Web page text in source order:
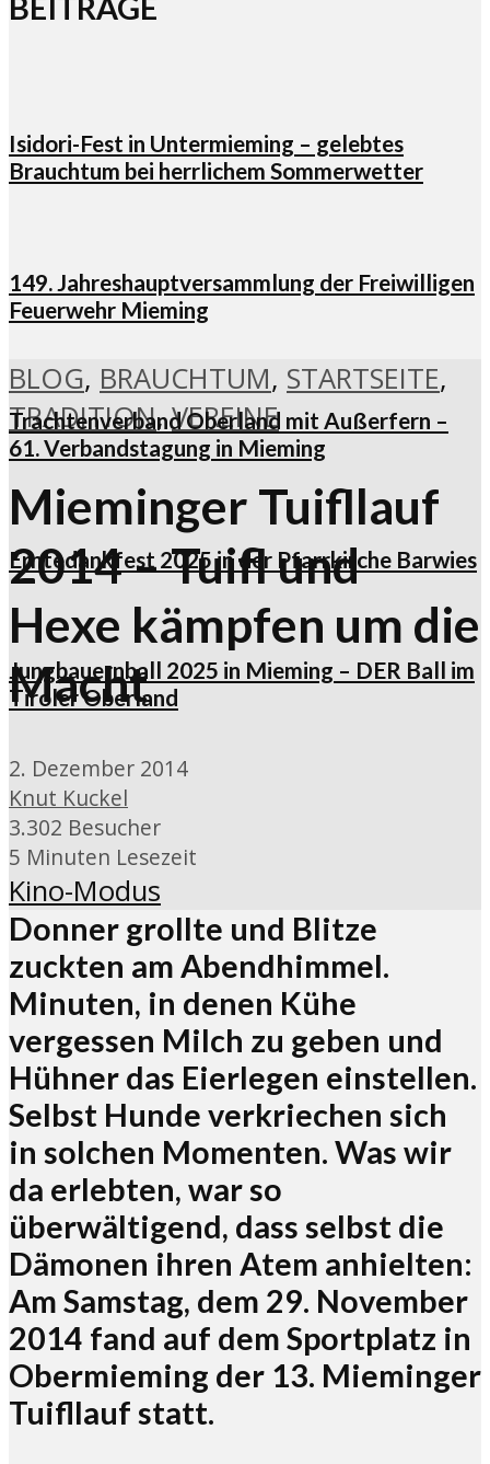
BEITRÄGE
Isidori-Fest in Untermieming – gelebtes
Brauchtum bei herrlichem Sommerwetter
149. Jahreshauptversammlung der Freiwilligen
Feuerwehr Mieming
Trachtenverband Oberland mit Außerfern –
61. Verbandstagung in Mieming
Erntedankfest 2025 in der Pfarrkirche Barwies
Jungbauernball 2025 in Mieming – DER Ball im
Tiroler Oberland
BLOG, BRAUCHTUM, STARTSEITE,
TRADITION,VEREINE
Mieminger Tuifllauf
2014 – Tuifl und
Hexe kämpfen um die
Macht
2. Dezember 2014
Knut Kuckel
3.302 Besucher
5 Minuten Lesezeit
Kino-Modus
Donner grollte und Blitze
zuckten am Abendhimmel.
Minuten, in denen Kühe
vergessen Milch zu geben und
Hühner das Eierlegen einstellen.
Selbst Hunde verkriechen sich
in solchen Momenten. Was wir
da erlebten, war so
überwältigend, dass selbst die
Dämonen ihren Atem anhielten:
Am Samstag, dem 29. November
2014 fand auf dem Sportplatz in
Obermieming der 13. Mieminger
Tuifllauf statt.